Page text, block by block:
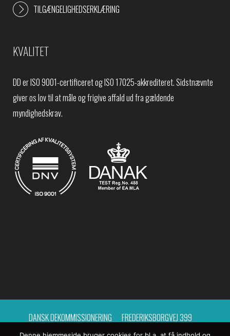
TILGÆNGELIGHEDSERKLÆRING
KVALITET
DD er ISO 9001-certificeret og ISO 17025-akkrediteret. Sidstnævnte
giver os lov til at måle og frigive affald ud fra gældende
myndighedskrav.
DANSK DEKOMMISSIONERING
FREDERIKSBORGVEJ 399